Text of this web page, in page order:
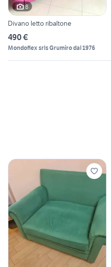
8
Divano letto ribaltone
490 €
Mondoflex srls Grumiro dal 1976